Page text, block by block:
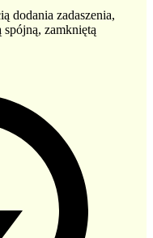
dodania zadaszenia,
zamkniętą